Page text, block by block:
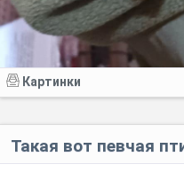
Картинки
Такая вот певчая